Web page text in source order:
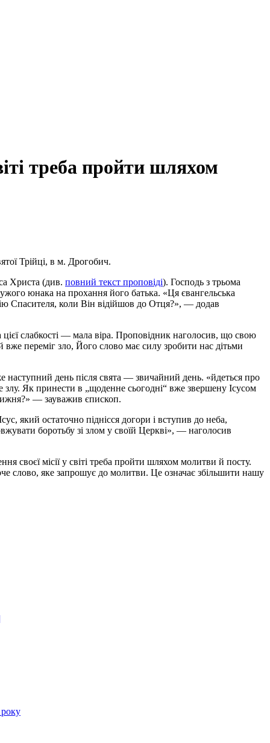
треба пройти шляхом
Трійці, в м. Дрогобич.
Христа (див. повний текст проповіді). Господь з трьома
юнака на прохання його батька. «Ця євангельська
Спасителя, коли Він відійшов до Отця?», — додав
цієї слабкості — мала віра. Проповідник наголосив, що свою
переміг зло, Його слово має силу зробити нас дітьми
наступний день після свята — звичайний день. «йдеться про
злу. Як принести в „щоденне сьогодні“ вже звершену Ісусом
— зауважив єпископ.
який остаточно піднісся догори і вступив до неба,
боротьбу зі злом у своїй Церкві», — наголосив
своєї місії у світі треба пройти шляхом молитви й посту.
слово, яке запрошує до молитви. Це означає збільшити нашу